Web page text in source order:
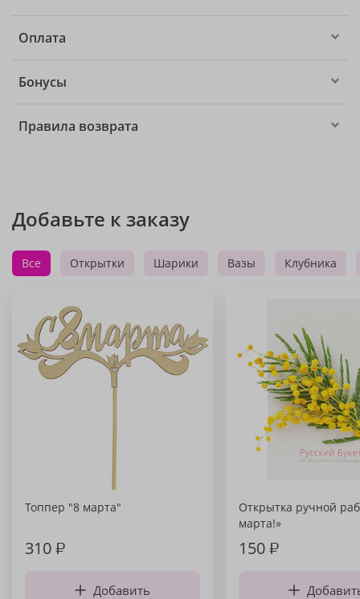
Оплата
Бонусы
Правила возврата
Добавьте к заказу
Все Открытки Шарики Вазы Клубника
Топпер "8 марта"
310₽
Добавить
Открытка ручной
марта!»
150₽